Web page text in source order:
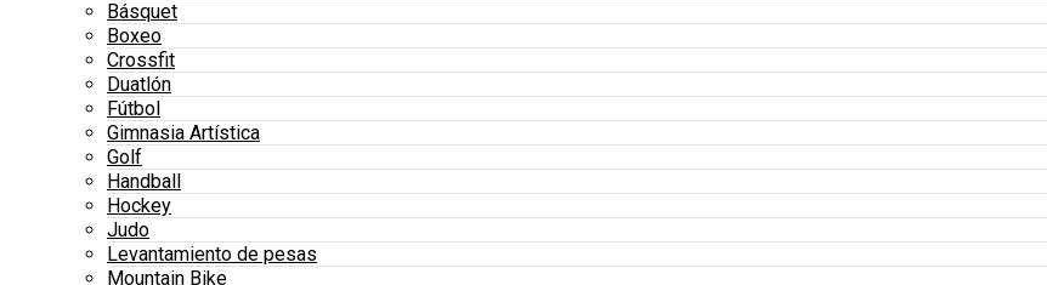
Básquet
Boxeo
Crossfit
Duatlón
Fútbol
Gimnasia Artística
Golf
Handball
Hockey
Judo
Levantamiento de pesas
Mountain Bike